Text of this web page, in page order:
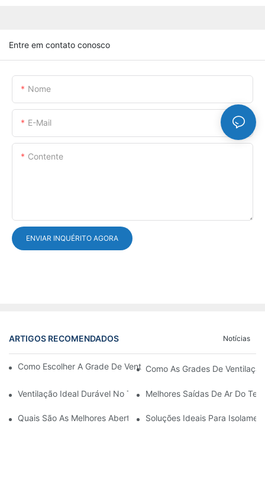
Entre em contato conosco
Nome
E-Mail
Contente
ENVIAR INQUÉRITO AGORA
ARTIGOS RECOMENDADOS Notícias
Como Escolher A Grade De Ventilação Da Porta De Alumínio
Como As Grades De
Ventilação Ideal Durável No Teto Melhores Saídas De Ar Do
Quais São As Melhores Aberturas De Teto Para Circulação De
Soluções Ideais Para